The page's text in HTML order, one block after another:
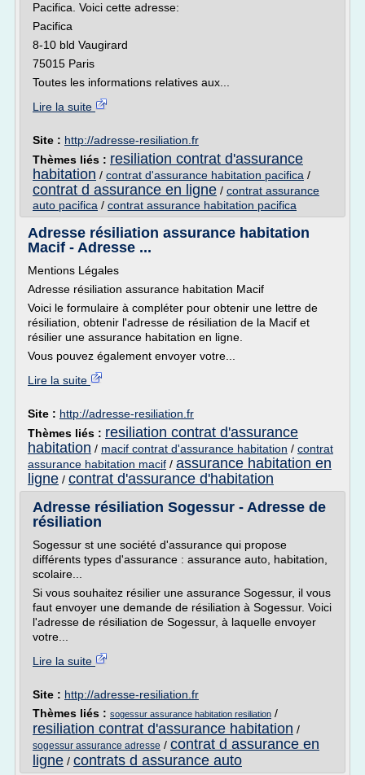
Pacifica. Voici cette adresse:
Pacifica
8-10 bld Vaugirard
75015 Paris
Toutes les informations relatives aux...
Lire la suite
Site : http://adresse-resiliation.fr
Thèmes liés : resiliation contrat d'assurance
habitation / contrat d'assurance habitation pacifica /
contrat d assurance en ligne / contrat assurance
auto pacifica / contrat assurance habitation pacifica
Adresse résiliation assurance habitation
Macif - Adresse ...
Mentions Légales
Adresse résiliation assurance habitation Macif
Voici le formulaire à compléter pour obtenir une lettre de
résiliation, obtenir l'adresse de résiliation de la Macif et
résilier une assurance habitation en ligne.
Vous pouvez également envoyer votre...
Lire la suite
Site : http://adresse-resiliation.fr
Thèmes liés : resiliation contrat d'assurance
habitation / macif contrat d'assurance habitation / contrat
assurance habitation macif / assurance habitation en
ligne / contrat d'assurance d'habitation
Adresse résiliation Sogessur - Adresse de
résiliation
Sogessur st une société d'assurance qui propose
différents types d'assurance : assurance auto, habitation,
scolaire...
Si vous souhaitez résilier une assurance Sogessur, il vous
faut envoyer une demande de résiliation à Sogessur. Voici
l'adresse de résiliation de Sogessur, à laquelle envoyer
votre...
Lire la suite
Site : http://adresse-resiliation.fr
Thèmes liés : sogessur assurance habitation resiliation /
resiliation contrat d'assurance habitation /
sogessur assurance adresse / contrat d assurance en
ligne / contrats d assurance auto